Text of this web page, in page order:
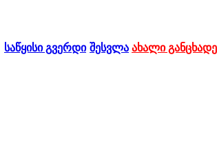
საწყისი გვერდი შესვლა ახალი